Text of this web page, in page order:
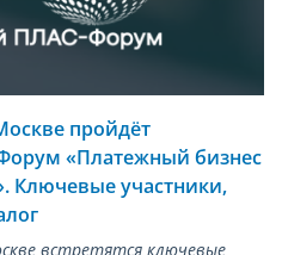
пройдёт
«Платежный бизнес
Ключевые участники,
встретятся ключевые